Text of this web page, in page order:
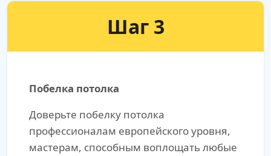
Шаг 3
Побелка потолка
Доверьте побелку потолка
профессионалам европейского уровня,
мастерам, способным воплощать любые